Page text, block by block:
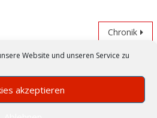
Website und unseren Service zu
akzeptieren
Chronik